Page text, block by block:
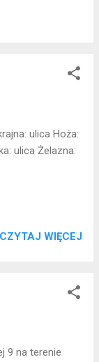
budynek),
ulica Hoża:
ulica Żelazna:
CZYTAJ WIĘCEJ
9 na terenie